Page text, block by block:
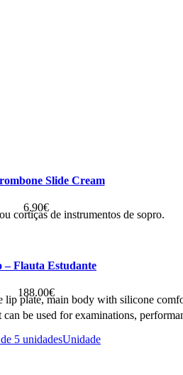
Slide Cream
6.90€
cortiças de instrumentos de sopro.
– Flauta Estudante
188.00€
plate, main body with silicone
be used for examinations,
5 unidadesUnidade